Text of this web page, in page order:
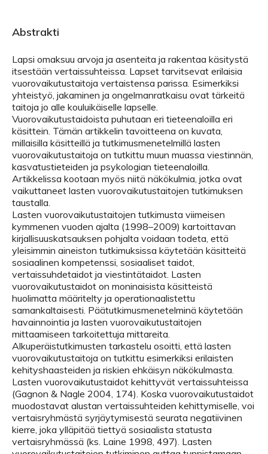
Abstrakti
Lapsi omaksuu arvoja ja asenteita ja rakentaa käsitystä
itsestään vertaissuhteissa. Lapset tarvitsevat erilaisia
vuorovaikutustaitoja vertaistensa parissa. Esimerkiksi
yhteistyö, jakaminen ja ongelmanratkaisu ovat tärkeitä
taitoja jo alle kouluikäiselle lapselle.
Vuorovaikutustaidoista puhutaan eri tieteenaloilla eri
käsittein. Tämän artikkelin tavoitteena on kuvata,
millaisilla käsitteillä ja tutkimusmenetelmillä lasten
vuorovaikutustaitoja on tutkittu muun muassa viestinnän,
kasvatustieteiden ja psykologian tieteenaloilla.
Artikkelissa kootaan myös niitä näkökulmia, jotka ovat
vaikuttaneet lasten vuorovaikutustaitojen tutkimuksen
taustalla.
Lasten vuorovaikutustaitojen tutkimusta viimeisen
kymmenen vuoden ajalta (1998–2009) kartoittavan
kirjallisuuskatsauksen pohjalta voidaan todeta, että
yleisimmin aineiston tutkimuksissa käytetään käsitteitä
sosiaalinen kompetenssi, sosiaaliset taidot,
vertaissuhdetaidot ja viestintätaidot. Lasten
vuorovaikutustaidot on moninaisista käsitteistä
huolimatta määritelty ja operationaalistettu
samankaltaisesti. Päätutkimusmenetelminä käytetään
havainnointia ja lasten vuorovaikutustaitojen
mittaamiseen tarkoitettuja mittareita.
Alkuperäistutkimusten tarkastelu osoitti, että lasten
vuorovaikutustaitoja on tutkittu esimerkiksi erilaisten
kehityshaasteiden ja riskien ehkäisyn näkökulmasta.
Lasten vuorovaikutustaidot kehittyvät vertaissuhteissa
(Gagnon & Nagle 2004, 174). Koska vuorovaikutustaidot
muodostavat alustan vertaissuhteiden kehittymiselle, voi
vertaisryhmästä syrjäytymisestä seurata negatiivinen
kierre, joka ylläpitää tiettyä sosiaalista statusta
vertaisryhmässä (ks. Laine 1998, 497). Lasten